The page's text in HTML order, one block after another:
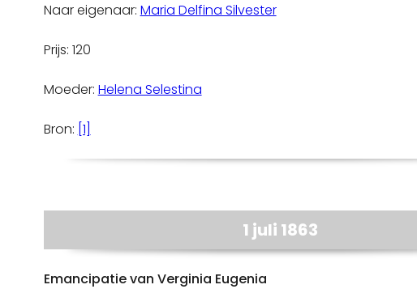
Naar eigenaar: Maria Delfina Silvester
Prijs: 120
Moeder: Helena Selestina
Bron: [1]
1 juli 1863
Emancipatie van Verginia Eugenia